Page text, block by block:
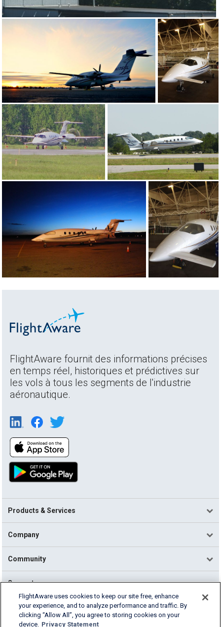
FlightAware fournit des informations précises
en temps réel, historiques et prédictives sur
les vols à tous les segments de l'industrie
aéronautique.
Products & Services
Company
Community
Support
English (USA)
2026 FlightAware
FlightAware uses cookies to keep our site free, enhance
your experience, and to analyze performance and traffic. By
clicking “Allow All”, you agree to storing cookies on your
device. Privacy Statement